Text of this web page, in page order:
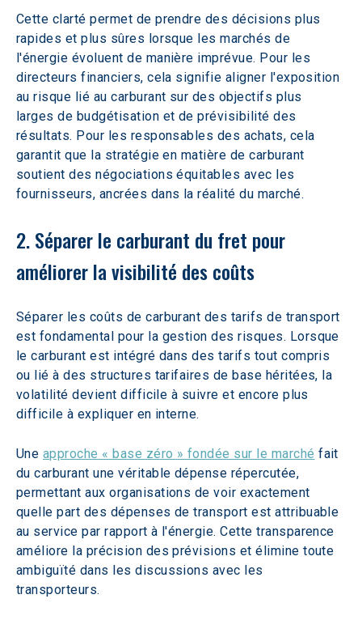
Cette clarté permet de prendre des décisions plus
rapides et plus sûres lorsque les marchés de
l'énergie évoluent de manière imprévue. Pour les
directeurs financiers, cela signifie aligner l'exposition
au risque lié au carburant sur des objectifs plus
larges de budgétisation et de prévisibilité des
résultats. Pour les responsables des achats, cela
garantit que la stratégie en matière de carburant
soutient des négociations équitables avec les
fournisseurs, ancrées dans la réalité du marché.
2. Séparer le carburant du fret pour
améliorer la visibilité des coûts
Séparer les coûts de carburant des tarifs de transport
est fondamental pour la gestion des risques. Lorsque
le carburant est intégré dans des tarifs tout compris
ou lié à des structures tarifaires de base héritées, la
volatilité devient difficile à suivre et encore plus
difficile à expliquer en interne.
Une approche « base zéro » fondée sur le marché fait
du carburant une véritable dépense répercutée,
permettant aux organisations de voir exactement
quelle part des dépenses de transport est attribuable
au service par rapport à l'énergie. Cette transparence
améliore la précision des prévisions et élimine toute
ambiguïté dans les discussions avec les
transporteurs.